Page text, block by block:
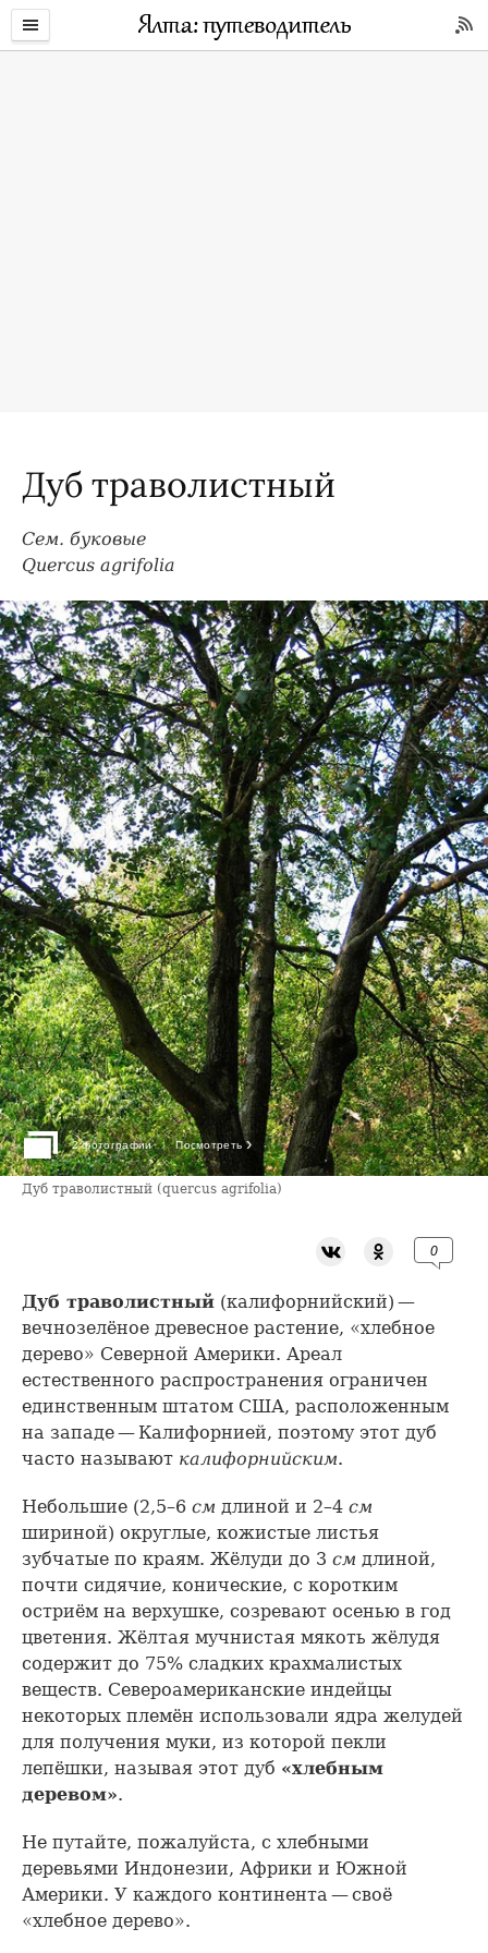
Дуб траволистный
Сем. буковые
Quercus agrifolia
2 фотографии Посмотреть ›
Дуб траволистный (quercus agrifolia)
0
Дуб траволистный (калифорнийский) —
вечнозелёное древесное растение, «хлебное
дерево» Северной Америки. Ареал
естественного распространения ограничен
единственным штатом США, расположенным
на западе — Калифорнией, поэтому этот дуб
часто называют калифорнийским.
Небольшие (2,5–6 см длиной и 2–4 см
шириной) округлые, кожистые листья
зубчатые по краям. Жёлуди до 3 см длиной,
почти сидячие, конические, с коротким
остриём на верхушке, созревают осенью в год
цветения. Жёлтая мучнистая мякоть жёлудя
содержит до 75% сладких крахмалистых
веществ. Североамериканские индейцы
некоторых племён использовали ядра желудей
для получения муки, из которой пекли
лепёшки, называя этот дуб «хлебным
деревом».
Не путайте, пожалуйста, с хлебными
деревьями Индонезии, Африки и Южной
Америки. У каждого континента — своё
«хлебное дерево».